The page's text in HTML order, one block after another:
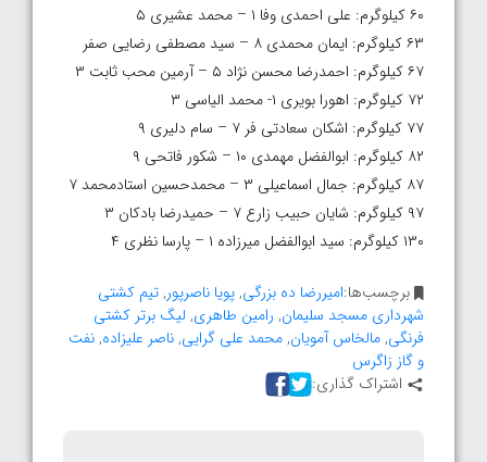
۶۰ کیلوگرم: علی احمدی وفا ۱ – محمد عشیری ۵
۶۳ کیلوگرم: ایمان محمدی ۸ – سید مصطفی رضایی صفر
۶۷ کیلوگرم: احمدرضا محسن نژاد ۵ – آرمین محب ثابت ۳
۷۲ کیلوگرم: اهورا بویری ۱- محمد الیاسی ۳
۷۷ کیلوگرم: اشکان سعادتی فر ۷ – سام دلیری ۹
۸۲ کیلوگرم: ابوالفضل مهمدی ۱۰ – شکور فاتحی ۹
۸۷ کیلوگرم: جمال اسماعیلی ۳ – محمدحسین استادمحمد ۷
۹۷ کیلوگرم: شایان حبیب زارع ۷ – حمیدرضا بادکان ۳
۱۳۰ کیلوگرم: سید ابوالفضل میرزاده ۱ – پارسا نظری ۴
برچسب‌ها:امیررضا ده بزرگی,پویا ناصرپور,تیم کشتی
شهرداری مسجد سلیمان, رامین طاهری, لیگ برتر کشتی
فرنگی,مالخاس آمویان,محمد علی گرایی,ناصر علیزاده,نفت
و گاز زاگرس
اشتراک گذاری: